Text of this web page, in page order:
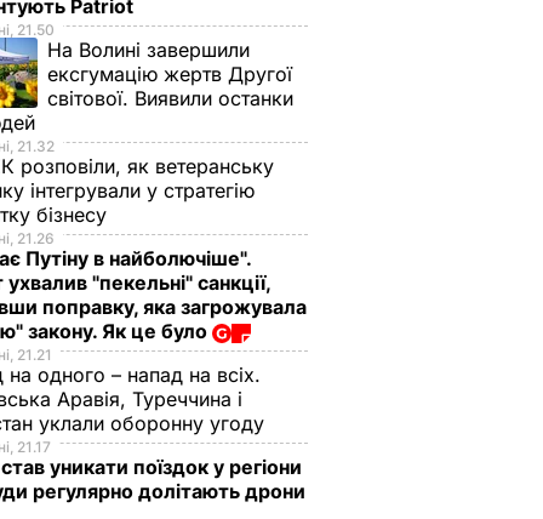
Patriot
21.50
На Волині завершили
ексгумацію жертв Другої
світової. Виявили останки
21.32
розповіли, як ветеранську
інтегрували у стратегію
бізнесу
21.26
Путіну в найболючіше".
"пекельні" санкції,
поправку, яка загрожувала
закону. Як це було
21.21
на одного – напад на всіх.
Аравія, Туреччина і
уклали оборонну угоду
21.17
уникати поїздок у регіони
регулярно долітають дрони